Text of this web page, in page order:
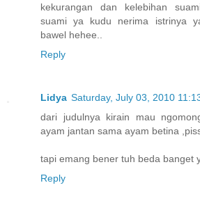
kekurangan dan kelebihan
suami ya kudu nerima istrinya
bawel hehee..
Reply
Lidya Saturday, July 03, 2010
dari judulnya kirain mau
ayam jantan sama ayam betina
tapi emang bener tuh beda banget
Reply